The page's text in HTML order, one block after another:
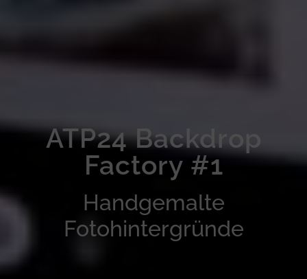
ATP24 Backdrop
Factory #1
Handgemalte
Fotohintergründe